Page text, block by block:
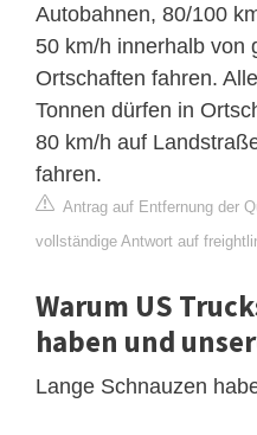
Autobahnen, 80/100
50 km/h innerhalb von
Ortschaften fahren.
Tonnen dürfen in
80 km/h auf
fahren.
Antrag auf Entfernung der
vollständige Antwort auf
Warum US
haben und
Lange Schnauzen